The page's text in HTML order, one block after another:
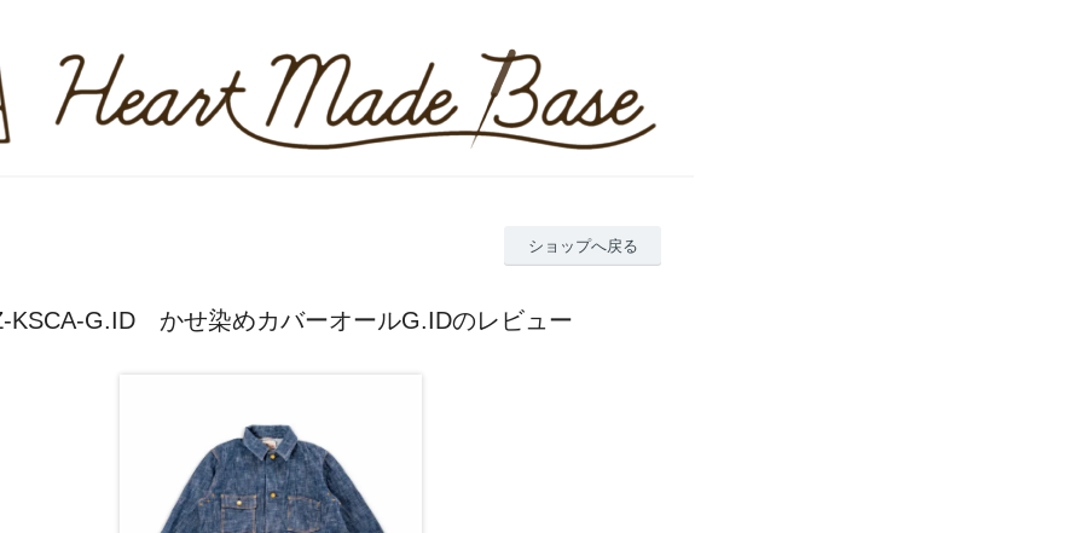
ショップへ戻る
KSCA-G.ID かせ染めカバーオールG.IDのレビュー